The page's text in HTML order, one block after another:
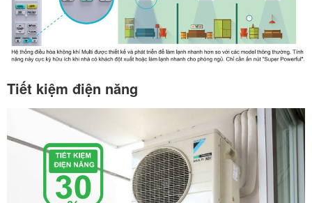
Tiết kiệm điện năng